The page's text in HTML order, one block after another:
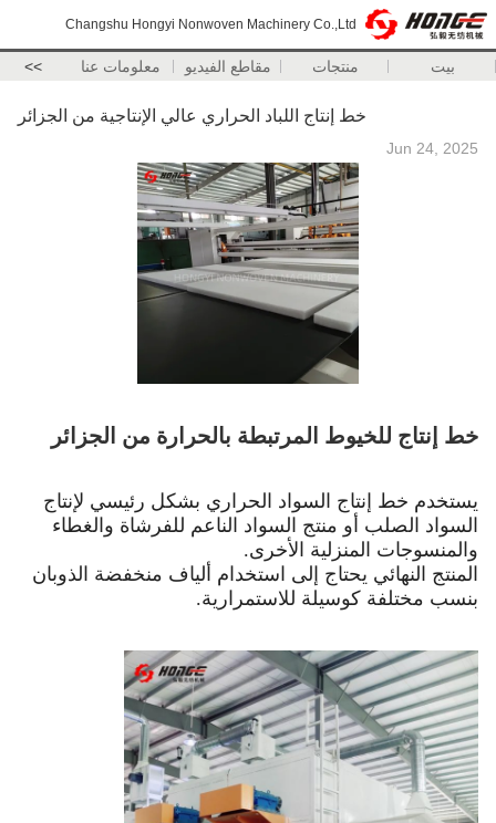
Changshu Hongyi Nonwoven Machinery Co.,Ltd
بيت منتجات مقاطع الفيديو معلومات عنا >>
خط إنتاج اللباد الحراري عالي الإنتاجية من الجزائر
Jun 24, 2025
خط إنتاج للخيوط المرتبطة بالحرارة من الجزائر
يستخدم خط إنتاج السواد الحراري بشكل رئيسي لإنتاج
السواد الصلب أو منتج السواد الناعم للفرشاة والغطاء
والمنسوجات المنزلية الأخرى.
المنتج النهائي يحتاج إلى استخدام ألياف منخفضة الذوبان
بنسب مختلفة كوسيلة للاستمرارية.